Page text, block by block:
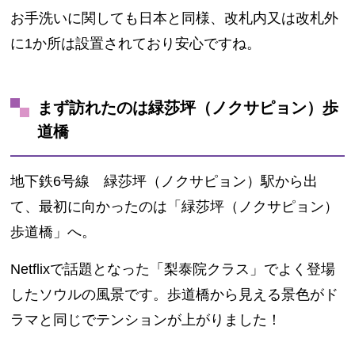
お手洗いに関しても日本と同様、改札内又は改札外
に1か所は設置されており安心ですね。
まず訪れたのは緑莎坪（ノクサピョン）歩
道橋
地下鉄6号線 緑莎坪（ノクサピョン）駅から出
て、最初に向かったのは「緑莎坪（ノクサピョン）
歩道橋」へ。
Netflixで話題となった「梨泰院クラス」でよく登場
したソウルの風景です。歩道橋から見える景色がド
ラマと同じでテンションが上がりました！